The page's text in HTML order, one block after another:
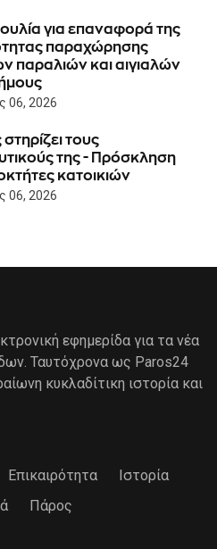
για επαναφορά της
παραχώρησης
παραλιών και αιγιαλών
06, 2026
τους
της - Πρόσκληση
κατοικιών
06, 2026
εφημερίδα για τα νέα
Ταυτόχρονα ως Paros24
κυκλαδίτικη ιστορία και
Επικαιρότητα
Ιστορία
Πάρος